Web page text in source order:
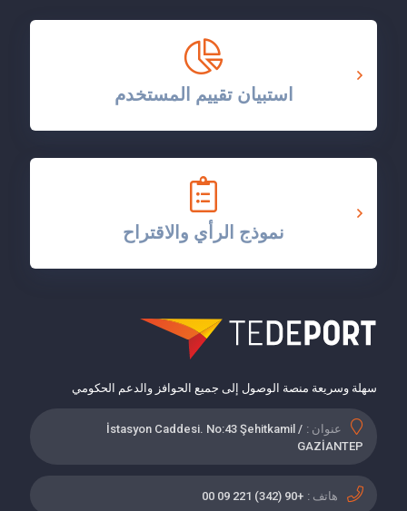
استبيان تقييم المستخدم
نموذج الرأي والاقتراح
سهلة وسريعة منصة الوصول إلى جميع الحوافز والدعم الحكومي
عنوان : İstasyon Caddesi. No:43 Şehitkamil /
GAZİANTEP
هاتف : +90 (342) 221 09 00